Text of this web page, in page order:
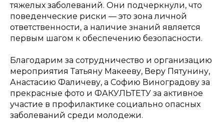
тяжелых заболеваний. Они подчеркнули, что
поведенческие риски — это зона личной
ответственности, а наличие знаний является
первым шагом к обеспечению безопасности.
Благодарим за сотрудничество и организацию
мероприятия Татьяну Макееву, Веру Пятунину,
Анастасию Фаличеву, а Софию Виноградову за
прекрасные фото и ФАКУЛЬТЕТУ за активное
участие в профилактике социально опасных
заболеваний среди молодежи.